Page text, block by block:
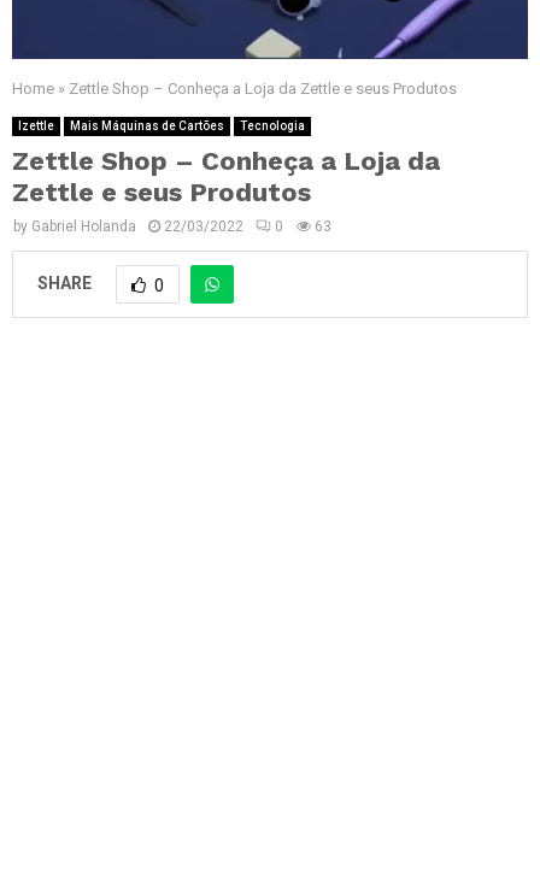
Home » Zettle Shop – Conheça a Loja da Zettle e seus Produtos
Izettle Mais Máquinas de Cartões Tecnologia
Zettle Shop – Conheça a Loja da
Zettle e seus Produtos
by Gabriel Holanda 22/03/2022 0 63
SHARE 0